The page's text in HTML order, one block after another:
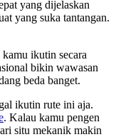
yang dijelaskan
yang suka tantangan.
ikutin secara
bikin wawasan
beda banget.
ikutin rute ini aja.
. Kalau kamu pengen
situ mekanik makin